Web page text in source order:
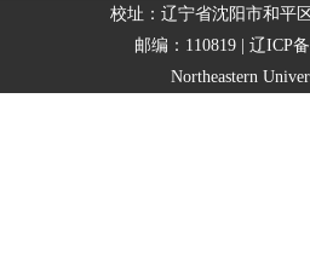
校址：辽宁省沈阳市和平
邮编：110819 | 辽ICP
Northeastern